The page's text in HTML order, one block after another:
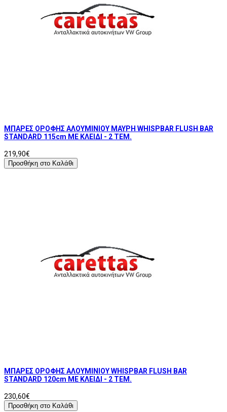
ΜΠΑΡΕΣ ΟΡΟΦΗΣ ΑΛΟΥΜΙΝΙΟΥ ΜΑΥΡΗ WHISPBAR FLUSH BAR
STANDARD 115cm ΜΕ ΚΛΕΙΔΙ - 2 TEM.
219,90€
Προσθήκη στο Καλάθι
ΜΠΑΡΕΣ ΟΡΟΦΗΣ ΑΛΟΥΜΙΝΙΟΥ WHISPBAR FLUSH BAR
STANDARD 120cm ΜΕ ΚΛΕΙΔΙ - 2 TEM.
230,60€
Προσθήκη στο Καλάθι